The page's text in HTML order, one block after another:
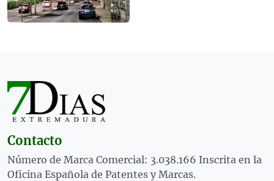
Contacto
Número de Marca Comercial: 3.038.166 Inscrita en la
Oficina Española de Patentes y Marcas.